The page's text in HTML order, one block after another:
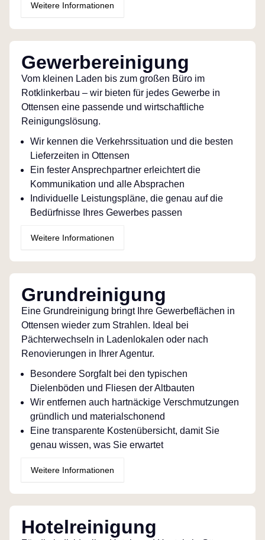
Weitere Informationen
Gewerbereinigung
Vom kleinen Laden bis zum großen Büro im
Rotklinkerbau – wir bieten für jedes Gewerbe in
Ottensen eine passende und wirtschaftliche
Reinigungslösung.
Wir kennen die Verkehrssituation und die besten
Lieferzeiten in Ottensen
Ein fester Ansprechpartner erleichtert die
Kommunikation und alle Absprachen
Individuelle Leistungspläne, die genau auf die
Bedürfnisse Ihres Gewerbes passen
Weitere Informationen
Grundreinigung
Eine Grundreinigung bringt Ihre Gewerbeflächen in
Ottensen wieder zum Strahlen. Ideal bei
Pächterwechseln in Ladenlokalen oder nach
Renovierungen in Ihrer Agentur.
Besondere Sorgfalt bei den typischen
Dielenböden und Fliesen der Altbauten
Wir entfernen auch hartnäckige Verschmutzungen
gründlich und materialschonend
Eine transparente Kostenübersicht, damit Sie
genau wissen, was Sie erwartet
Weitere Informationen
Hotelreinigung